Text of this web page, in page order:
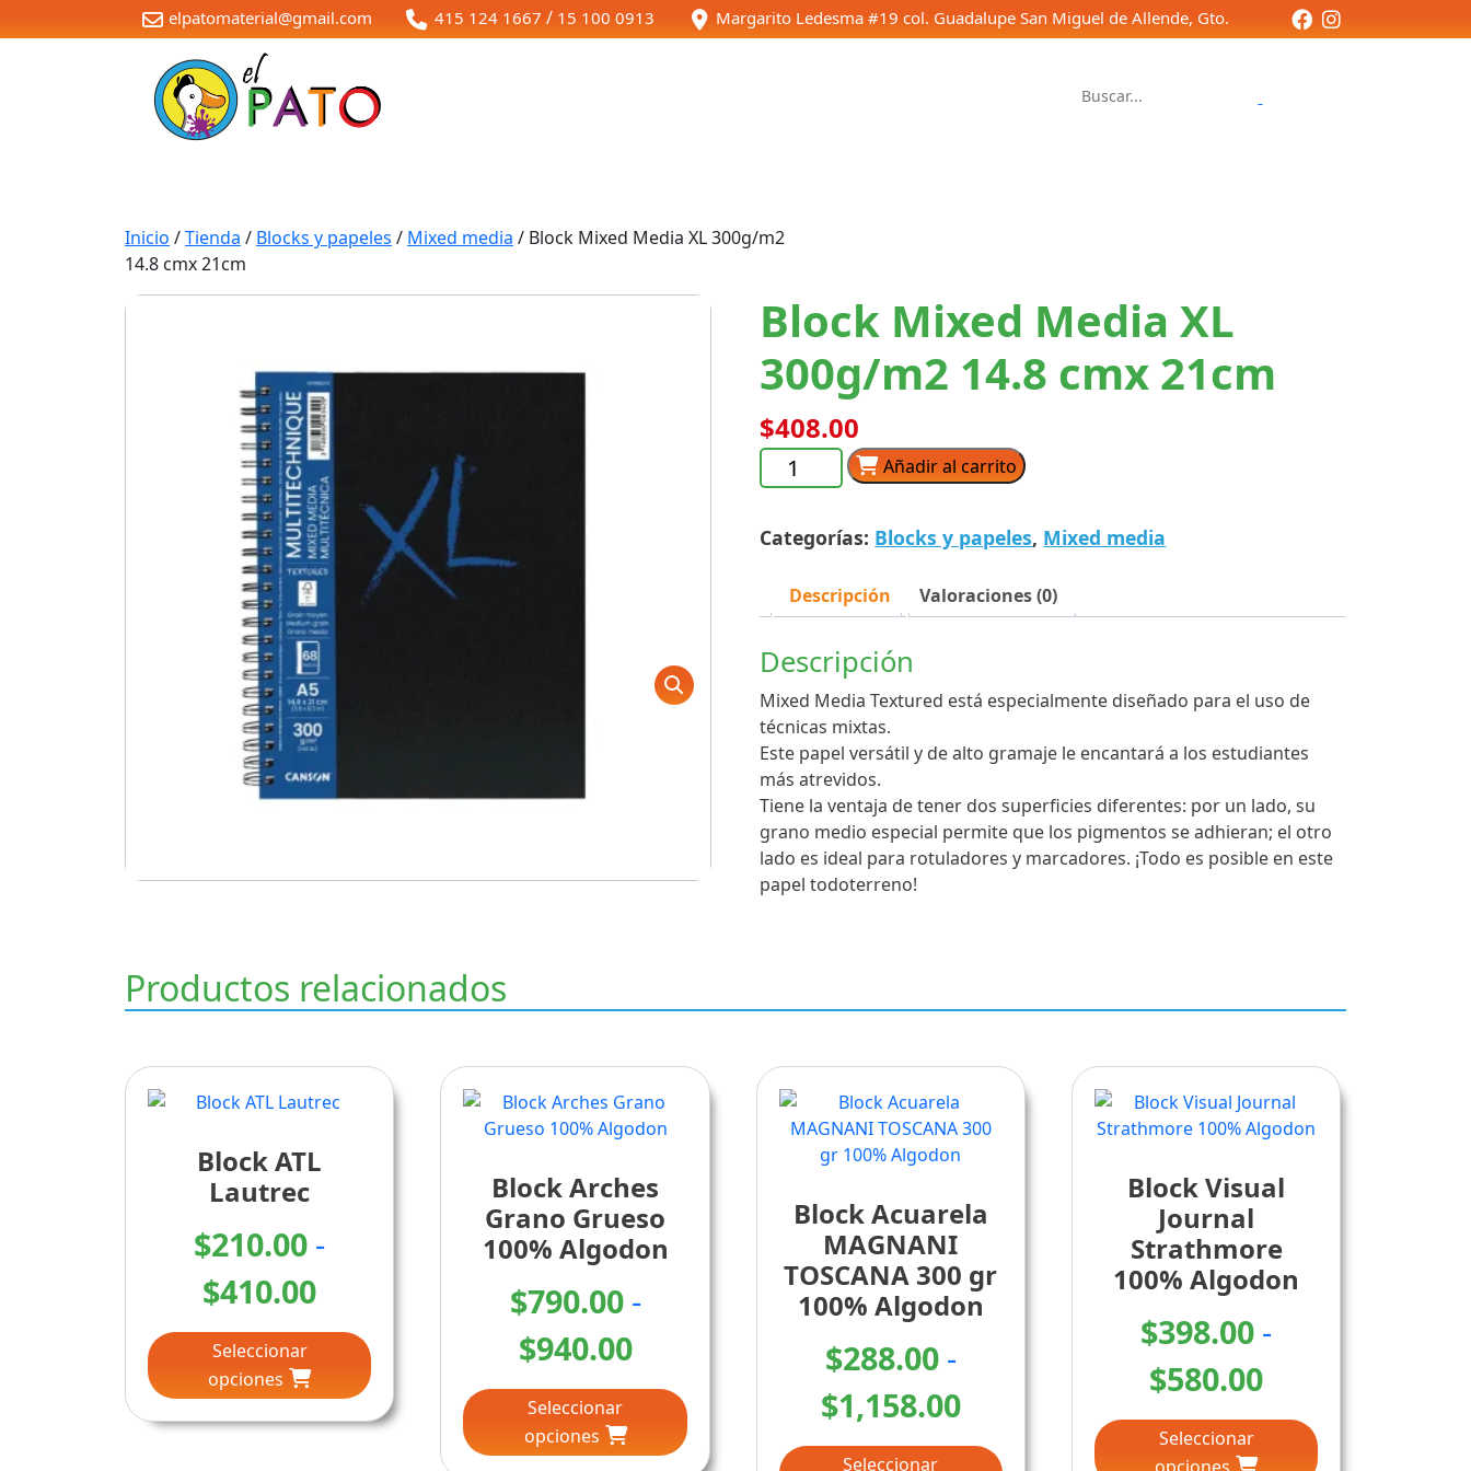
elpatomaterial@gmail.com 415 124 1667 / 15 100 0913 Margarito Ledesma #19 col. Guadalupe San Miguel de Allende, Gto.
Inicio /Tienda / Blocks y papeles / Mixed media / Block Mixed Media XL 300g/m2
14.8 cmx 21cm
Block Mixed Media XL
300g/m2 14.8 cmx 21cm
$408.00
Block
Mixed
XL
14.8
cmx
cantidad
Añadir al carrito
Categorías: Blocks y papeles, Mixed media
Descripción Valoraciones (0)
Descripción
Mixed Media Textured está especialmente diseñado para el uso de
técnicas mixtas.
Este papel versátil y de alto gramaje le encantará a los estudiantes
más atrevidos.
Tiene la ventaja de tener dos superficies diferentes: por un lado, su
grano medio especial permite que los pigmentos se adhieran; el otro
lado es ideal para rotuladores y marcadores. ¡Todo es posible en este
papel todoterreno!
Productos relacionados
Block ATL
Lautrec
$210.00 -
$410.00Rango
de
precios:
desde
Seleccionar
opciones
producto
tiene
múltiples
variantes.
Block Arches
Grano Grueso
100% Algodon
$790.00 -
$940.00Rango
de
precios:
Seleccionar
opciones
producto
tiene
múltiples
Block Acuarela
MAGNANI
TOSCANA 300 gr
100% Algodon
$288.00 -
$1,158.00Rango
de
Seleccionar
Block Visual
Journal
Strathmore
100% Algodon
$398.00 -
$580.00Rango
de
Seleccionar
producto